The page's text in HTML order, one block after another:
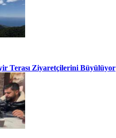
Terası Ziyaretçilerini Büyülüyor